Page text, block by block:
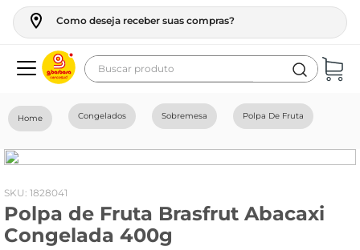
Como deseja receber suas compras?
Buscar produto
Congelados Sobremesa Polpa De Fruta
: 1828041
Polpa de Fruta Brasfrut Abacaxi
Congelada 400g
geladeira
fogao
café
cerveja